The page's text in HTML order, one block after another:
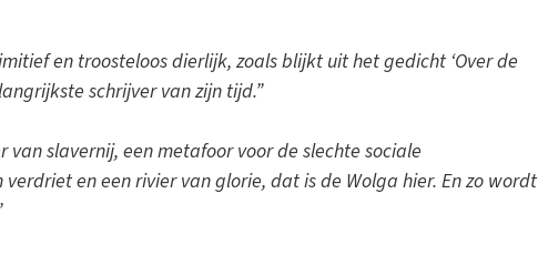
en troosteloos dierlijk, zoals blijkt uit het gedicht ‘Over de
schrijver van zijn tijd.”
van slavernij, een metafoor voor de slechte sociale
en een rivier van glorie, dat is de Wolga hier. En zo wordt